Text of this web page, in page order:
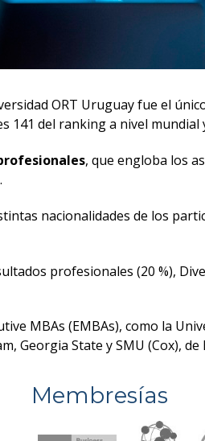
ORT Uruguay fue el
141 del ranking a nivel
, que engloba los
nacionalidades de los
profesionales (20 %),
MBAs (EMBAs), como la
Georgia State y SMU (Cox), de
Membresías